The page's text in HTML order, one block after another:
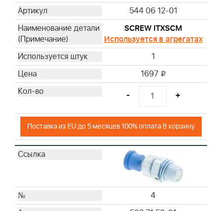
544 06 12-01
SCREW ITXSCM
Используется в агрегатах
1
1697 i
- +
Поставка из EU до 5 месяцев 100% оплата В корзину
4